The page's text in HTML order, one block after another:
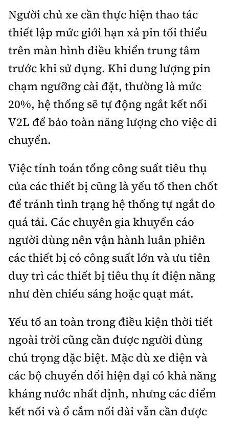
Người chủ xe cần thực hiện thao tác
thiết lập mức giới hạn xả pin tối thiểu
trên màn hình điều khiển trung tâm
trước khi sử dụng. Khi dung lượng pin
chạm ngưỡng cài đặt, thường là mức
20%, hệ thống sẽ tự động ngắt kết nối
V2L để bảo toàn năng lượng cho việc di
chuyển.
Việc tính toán tổng công suất tiêu thụ
của các thiết bị cũng là yếu tố then chốt
để tránh tình trạng hệ thống tự ngắt do
quá tải. Các chuyên gia khuyến cáo
người dùng nên vận hành luân phiên
các thiết bị có công suất lớn và ưu tiên
duy trì các thiết bị tiêu thụ ít điện năng
như đèn chiếu sáng hoặc quạt mát.
Yếu tố an toàn trong điều kiện thời tiết
ngoài trời cũng cần được người dùng
chú trọng đặc biệt. Mặc dù xe điện và
các bộ chuyển đổi hiện đại có khả năng
kháng nước nhất định, nhưng các điểm
kết nối và ổ cắm nối dài vẫn cần được